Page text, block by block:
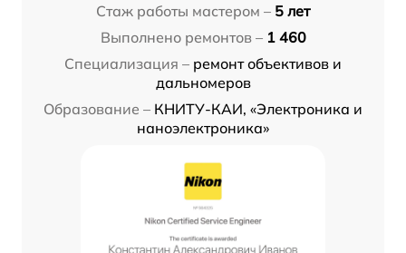
Стаж работы мастером – 5 лет
Выполнено ремонтов – 1 460
Специализация – ремонт объективов и
дальномеров
Образование – КНИТУ-КАИ, «Электроника и
наноэлектроника»